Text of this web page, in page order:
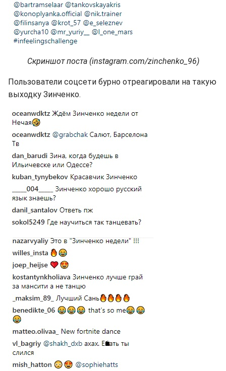
Скриншот поста (instagram.com/zinchenko_96)
Пользователи соцсети бурно отреагировали на такую
выходку Зинченко.